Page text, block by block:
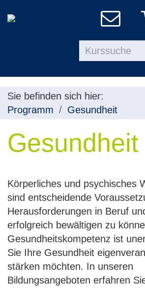
Sie befinden sich hier:
Programm
Gesundheit
Gesundheit
Körperliches und psychisches
sind entscheidende
Herausforderungen in Beruf
erfolgreich bewältigen zu
Gesundheitskompetenz ist
Sie Ihre Gesundheit
stärken möchten. In unseren
Bildungsangeboten erfahren